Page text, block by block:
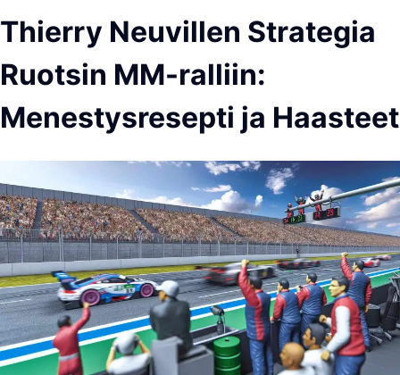
Thierry Neuvillen Strategia
Ruotsin MM-ralliin:
Menestysresepti ja Haasteet